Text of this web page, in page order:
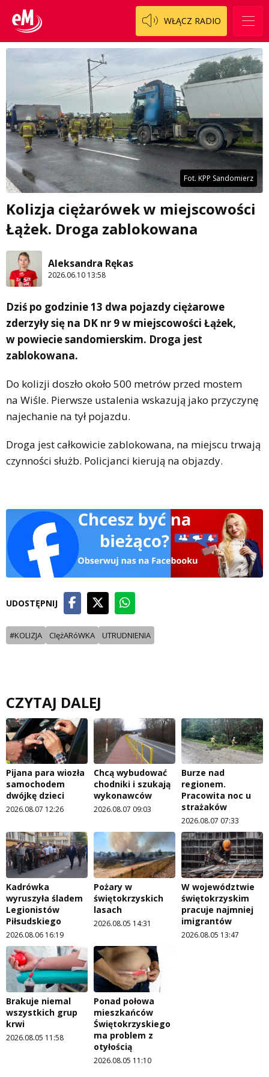
WŁĄCZ RADIO
Fot. KPP Sandomierz
Kolizja ciężarówek w miejscowości
Łążek. Droga zablokowana
Aleksandra Rękas
2026.06.10 13:58
Dziś po godzinie 13 dwa pojazdy ciężarowe
zderzyły się na DK nr 9 w miejscowości Łążek,
w powiecie sandomierskim. Droga jest
zablokowana.
Do kolizji doszło około 500 metrów przed mostem
na Wiśle. Pierwsze ustalenia wskazują jako przyczynę
najechanie na tył pojazdu.
Droga jest całkowicie zablokowana, na miejscu trwają
czynności służb. Policjanci kierują na objazdy.
UDOSTĘPNIJ
#KOLIZJA CIężARóWKA UTRUDNIENIA
CZYTAJ DALEJ
Pijana para wiozła
samochodem
dwójkę dzieci
2026.08.07 12:26
Chcą wybudować
chodniki i szukają
wykonawców
2026.08.07 09:03
Burze nad
regionem.
Pracowita noc u
strażaków
2026.08.07 07:33
Kadrówka
wyruszyła śladem
Legionistów
Piłsudskiego
2026.08.06 16:19
Pożary w
świętokrzyskich
lasach
2026.08.05 14:31
W województwie
świętokrzyskim
pracuje najmniej
imigrantów
2026.08.05 13:47
Brakuje niemal
wszystkich grup
krwi
2026.08.05 11:58
Ponad połowa
mieszkańców
Świętokrzyskiego
ma problem z
otyłością
2026.08.05 11:10